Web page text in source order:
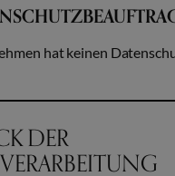
hat keinen
DER